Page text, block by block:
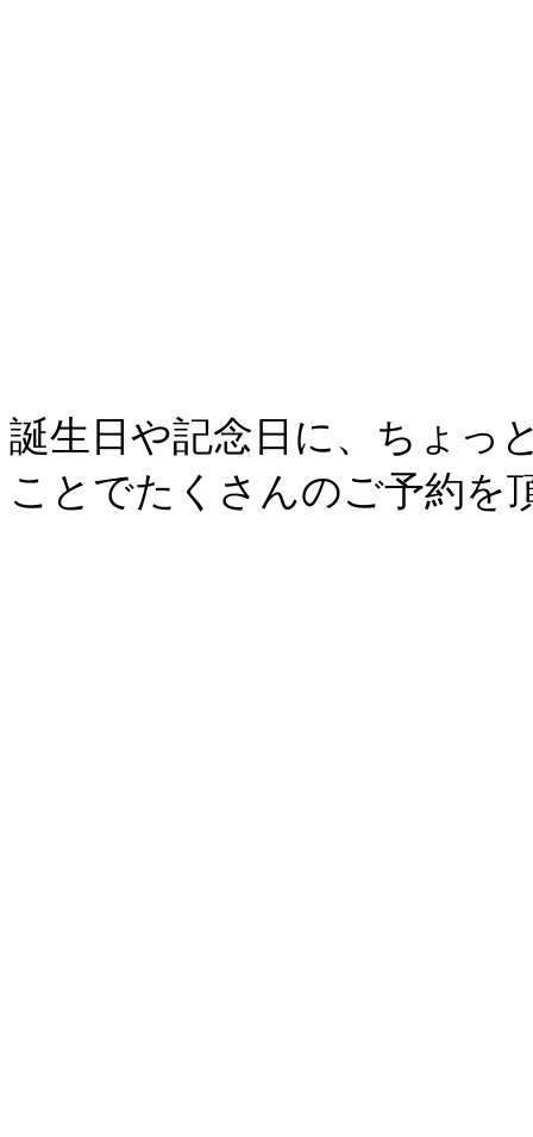
誕生日や記念日に、ちょっ
ことでたくさんのご予約を